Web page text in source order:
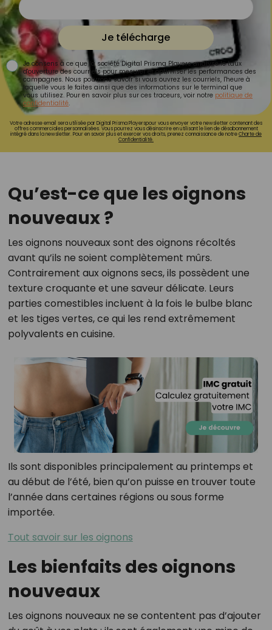
Je télécharge
Je consens à ce que la société Digital Prisma Players analyse le taux
d'ouverture des courriels pour mesurer et optimiser les performances des
campagnes. Nous pourrons savoir si vous ouvrez les courriels, l'heure à
laquelle vous le faites ainsi que des informations sur le terminal que
vous utilisez. Pour en savoir plus sur ces traceurs, voir notre politique de
confidentialité.
Votre adresse email sera utilisée par Digital Prisma Playerspour vous envoyer votre newsletter contenant des
offres commerciales personnalisées. Vous pourrez vous désinscrire en utilisant le lien de désabonnement
intégré dans la newsletter. Pour en savoir plus et exercer vos droits, prenez connaissance de notreCharte de
Confidentialité.
Qu’est-ce que les oignons
nouveaux ?
Les oignons nouveaux sont des oignons récoltés
avant qu’ils ne soient complètement mûrs.
Contrairement aux oignons secs, ils possèdent une
texture croquante et une saveur délicate. Leurs
parties comestibles incluent à la fois le bulbe blanc
et les tiges vertes, ce qui les rend extrêmement
polyvalents en cuisine.
Ils sont disponibles principalement au printemps et
au début de l’été, bien qu’on puisse en trouver toute
l’année dans certaines régions ou sous forme
importée.
Tout savoir sur les oignons
Les bienfaits des oignons
nouveaux
Les oignons nouveaux ne se contentent pas d’ajouter